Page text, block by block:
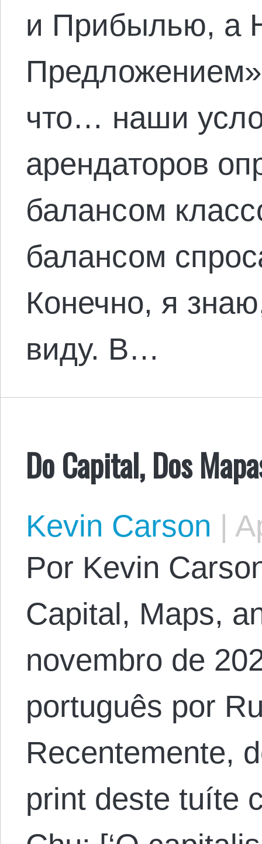
и Прибылью, а
что… наши
арендаторов
балансом
балансом
Конечно, я
виду. В…
Do Capital, Dos
Kevin Carson |
Por Kevin
Capital, Maps,
novembro de
português por
Recentemente,
print deste tuíte